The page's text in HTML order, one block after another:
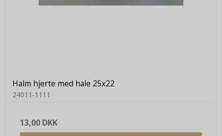
Halm hjerte med hale 25x22
24011-1111
13,00 DKK